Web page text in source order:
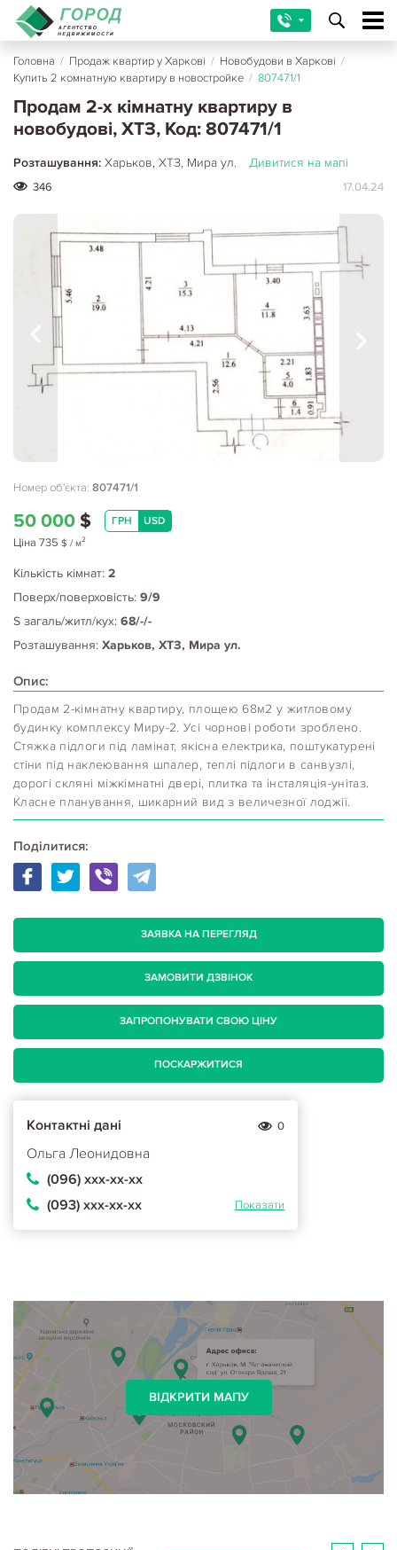
Головна / Продаж квартир у Харкові / Новобудови в Харкові /
Купить 2 комнатную квартиру в новостройке / 807471/1
Продам 2-х кімнатну квартиру в
новобудові, ХТЗ, Код: 807471/1
Розташування: Харьков, ХТЗ, Мира ул. Дивитися на мапі
346 17.04.24
Номер об'єкта: 807471/1
50 000 $ ГРН USD
Ціна 735 $ / м2
Кількість кімнат: 2
Поверх/поверховість: 9/9
S загаль/житл/кух: 68/-/-
Розташування: Харьков, ХТЗ, Мира ул.
Опис:
Продам 2-кімнатну квартиру, площею 68м2 у житловому
будинку комплексу Миру-2. Усі чорнові роботи зроблено.
Стяжка підлоги під ламінат, якісна електрика, поштукатурені
стіни під наклеювання шпалер, теплі підлоги в санвузлі,
дорогі скляні міжкімнатні двері, плитка та інсталяція-унітаз.
Класне планування, шикарний вид з величезної лоджії.
Поділитися:
ЗАЯВКА НА ПЕРЕГЛЯД
ЗАМОВИТИ ДЗВІНОК
ЗАПРОПОНУВАТИ СВОЮ ЦІНУ
ПОСКАРЖИТИСЯ
Контактні дані 0
Ольга Леонидовна
(096) ххх-хх-хх
(093) ххх-хх-хх
Показати
ВІДКРИТИ МАПУ